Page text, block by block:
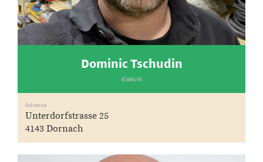
Dominic Tschudin
Elektrik
Adresse
Unterdorfstrasse 25
4143 Dornach